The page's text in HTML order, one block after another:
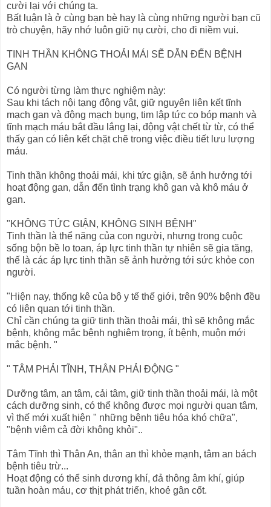
cười lại với chúng ta.
Bất luận là ở cùng bạn bè hay là cùng những người bạn cũ
trò chuyện, hãy nhớ luôn giữ nụ cười, cho đi niềm vui.
TINH THẦN KHÔNG THOẢI MÁI SẼ DẪN ĐẾN BỆNH
GAN
Có người từng làm thực nghiệm này:
Sau khi tách nội tạng động vật, giữ nguyên liên kết tĩnh
mạch gan và động mạch bụng, tim lập tức co bóp mạnh và
tĩnh mạch máu bắt đầu lắng lại, động vật chết từ từ, có thể
thấy gan có liên kết chặt chẽ trong việc điều tiết lưu lượng
máu.
Tinh thần không thoải mái, khi tức giận, sẽ ảnh hưởng tới
hoạt động gan, dẫn đến tình trạng khô gan và khô máu ở
gan.
"KHÔNG TỨC GIẬN, KHÔNG SINH BỆNH"
Tinh thần là thể năng của con người, nhưng trong cuộc
sống bộn bề lo toan, áp lực tinh thần tự nhiên sẽ gia tăng,
thế là các áp lực tinh thần sẽ ảnh hưởng tới sức khỏe con
người.
"Hiện nay, thống kê của bộ y tế thế giới, trên 90% bệnh đều
có liên quan tới tinh thần.
Chỉ cần chúng ta giữ tinh thần thoải mái, thì sẽ không mắc
bệnh, không mắc bệnh nghiêm trọng, ít bệnh, muộn mới
mắc bệnh. "
" TÂM PHẢI TĨNH, THÂN PHẢI ĐỘNG "
Dưỡng tâm, an tâm, cải tâm, giữ tinh thần thoải mái, là một
cách dưỡng sinh, có thể không được mọi người quan tâm,
vì thế mới xuất hiện " những bệnh tiêu hóa khó chữa",
"bệnh viêm cả đời không khỏi"..
Tâm Tĩnh thì Thân An, thân an thì khỏe mạnh, tâm an bách
bệnh tiêu trừ...
Hoạt động có thể sinh dương khí, đả thông âm khí, giúp
tuần hoàn máu, cơ thịt phát triển, khoẻ gân cốt.